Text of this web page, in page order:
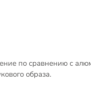
по сравнению с
образа.